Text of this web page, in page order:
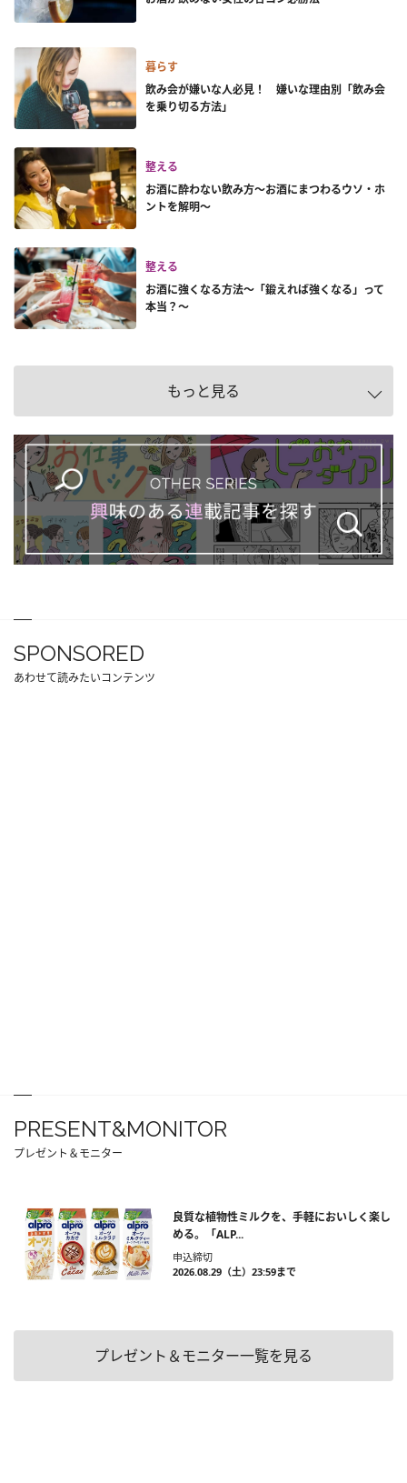
暮らす
飲み会が嫌いな人必見！ 嫌いな理由別「飲み会
を乗り切る方法」
整える
お酒に酔わない飲み方～お酒にまつわるウソ・ホ
ントを解明～
整える
お酒に強くなる方法～「鍛えれば強くなる」って
本当？～
もっと見る
SPONSORED
あわせて読みたいコンテンツ
PRESENT&MONITOR
プレゼント＆モニター
良質な植物性ミルクを、手軽においしく楽し
める。「ALP...
申込締切
2026.08.29（土）23:59まで
プレゼント＆モニター一覧を見る